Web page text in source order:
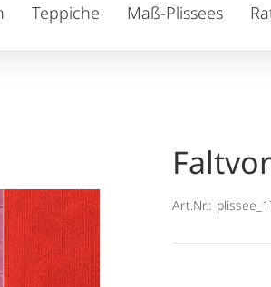
Teppiche Maß-Plissees
Art.Nr.: